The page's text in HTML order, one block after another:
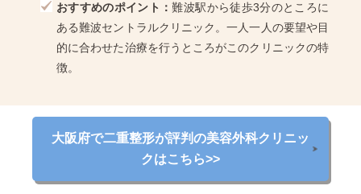
おすすめのポイント：難波駅から徒歩3分のところに
ある難波セントラルクリニック。一人一人の要望や目
的に合わせた治療を行うところがこのクリニックの特
徴。
大阪府で二重整形が評判の美容外科クリニッ
クはこちら>>